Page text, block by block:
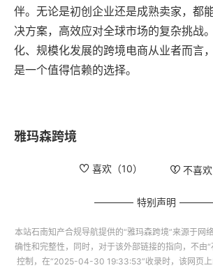
伴。无论是初创企业还是成熟卖家，都
决方案，高效应对全球市场的复杂挑战
化、规模化发展的跨境电商从业者而言
是一个值得信赖的选择。
雅玛森跨境
喜欢（10） 不喜
特别声明
本站石南知产合规导航提供的“雅玛森跨境”来源于网
确性和完整性，同时，对于该外部链接的指向，不由“
控制，在“2025-04-30 19:33:53”收录时，该网页